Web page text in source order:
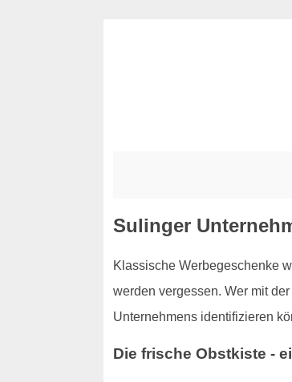
Sulinger
Klassische Werbegeschenke
werden vergessen. Wer mit
Unternehmens identifizieren
Die frische Obstkiste -